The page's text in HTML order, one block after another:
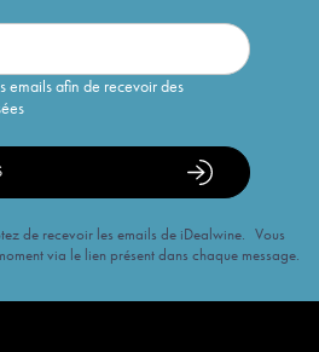
emails afin de recevoir des
de recevoir les emails de iDealwine. Vous
via le lien présent dans chaque message.